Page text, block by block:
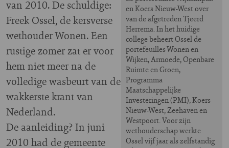
en Koers Nieuw-West over
van de afgetreden Tjeerd
Herrema. In het huidige
college beheert Ossel de
portefeuilles Wonen en
Wijken, Armoede, Openbare
Ruimte en Groen,
Programma
Maatschappelijke
Investeringen (PMI), Koers
Nieuw-West, Zeehaven en
Westpoort. Voor zijn
wethouderschap werkte
Ossel vijf jaar als zelfstandig
van 2010. De schuldige:
Freek Ossel, de kersverse
wethouder Wonen. Een
rustige zomer zat er voor
hem niet meer na de
volledige wasbeurt van de
wakkerste krant van
Nederland.
De aanleiding? In juni
2010 had de gemeente